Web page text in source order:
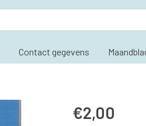
Contact gegevens
€2,00